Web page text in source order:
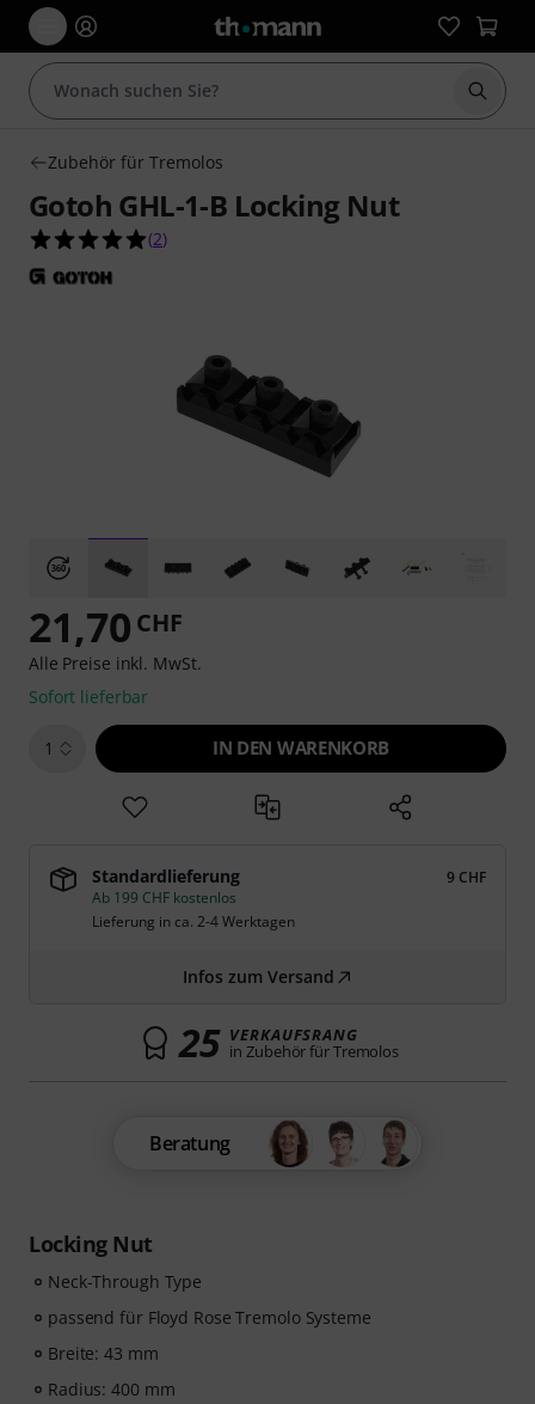
Suche
Zubehör für Tremolos
Gotoh GHL-1-B Locking Nut
5.0 von 5 Sternen aus 2 Kundenbewertungen
(2)
Locking Nut
Neck-Through Type
passend für Floyd Rose Tremolo Systeme
Breite: 43 mm
Radius: 400 mm
21,70 CHF
Alle Preise inkl. MwSt.
Sofort lieferbar
1 IN DEN WARENKORB
Standardlieferung
9 CHF
Ab 199 CHF kostenlos
Lieferung in ca. 2-4 Werktagen
Infos zum Versand
25 VERKAUFSRANG
in Zubehör für Tremolos
Beratung